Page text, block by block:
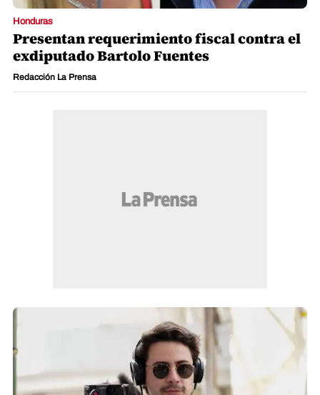
Honduras
Presentan requerimiento fiscal contra el
exdiputado Bartolo Fuentes
Redacción La Prensa